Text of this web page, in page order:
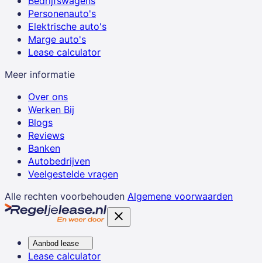
Personenauto's
Elektrische auto's
Marge auto's
Lease calculator
Meer informatie
Over ons
Werken Bij
Blogs
Reviews
Banken
Autobedrijven
Veelgestelde vragen
Alle rechten voorbehouden Algemene voorwaarden
Aanbod lease
Lease calculator